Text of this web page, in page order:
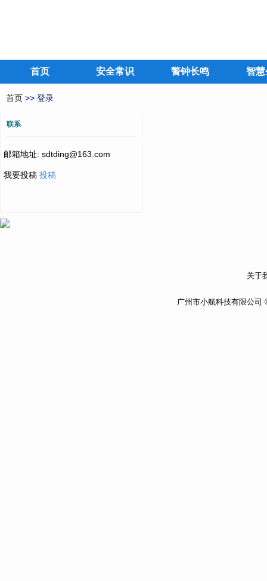
首页 安全常识 警钟长鸣 智
首页 >> 登录
联系
邮箱地址: sdtding@163.com
我要投稿 投稿
关于
广州市小航科技有限公